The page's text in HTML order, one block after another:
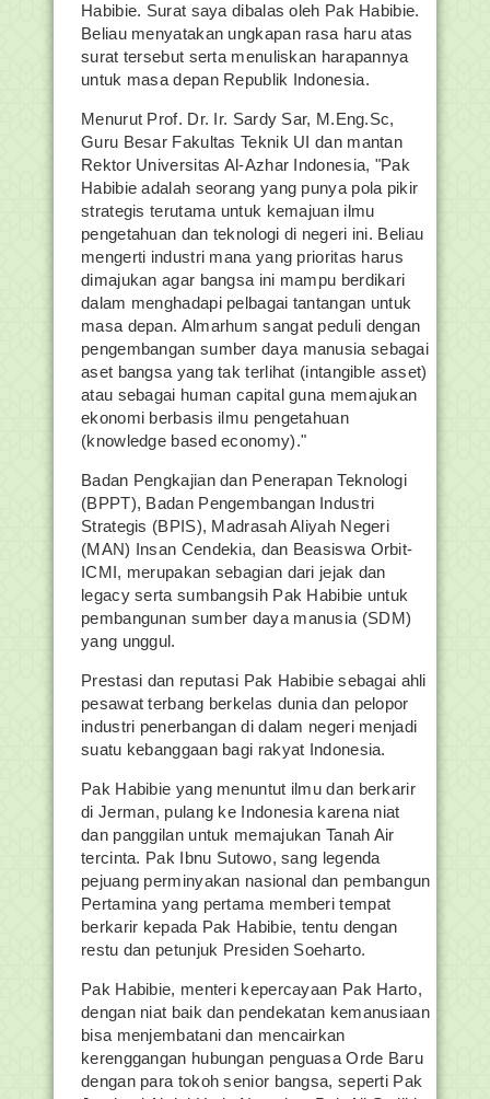
Habibie. Surat saya dibalas oleh Pak Habibie.
Beliau menyatakan ungkapan rasa haru atas
surat tersebut serta menuliskan harapannya
untuk masa depan Republik Indonesia.
Menurut Prof. Dr. Ir. Sardy Sar, M.Eng.Sc,
Guru Besar Fakultas Teknik UI dan mantan
Rektor Universitas Al-Azhar Indonesia, "Pak
Habibie adalah seorang yang punya pola pikir
strategis terutama untuk kemajuan ilmu
pengetahuan dan teknologi di negeri ini. Beliau
mengerti industri mana yang prioritas harus
dimajukan agar bangsa ini mampu berdikari
dalam menghadapi pelbagai tantangan untuk
masa depan. Almarhum sangat peduli dengan
pengembangan sumber daya manusia sebagai
aset bangsa yang tak terlihat (intangible asset)
atau sebagai human capital guna memajukan
ekonomi berbasis ilmu pengetahuan
(knowledge based economy)."
Badan Pengkajian dan Penerapan Teknologi
(BPPT), Badan Pengembangan Industri
Strategis (BPIS), Madrasah Aliyah Negeri
(MAN) Insan Cendekia, dan Beasiswa Orbit-
ICMI, merupakan sebagian dari jejak dan
legacy serta sumbangsih Pak Habibie untuk
pembangunan sumber daya manusia (SDM)
yang unggul.
Prestasi dan reputasi Pak Habibie sebagai ahli
pesawat terbang berkelas dunia dan pelopor
industri penerbangan di dalam negeri menjadi
suatu kebanggaan bagi rakyat Indonesia.
Pak Habibie yang menuntut ilmu dan berkarir
di Jerman, pulang ke Indonesia karena niat
dan panggilan untuk memajukan Tanah Air
tercinta. Pak Ibnu Sutowo, sang legenda
pejuang perminyakan nasional dan pembangun
Pertamina yang pertama memberi tempat
berkarir kepada Pak Habibie, tentu dengan
restu dan petunjuk Presiden Soeharto.
Pak Habibie, menteri kepercayaan Pak Harto,
dengan niat baik dan pendekatan kemanusiaan
bisa menjembatani dan mencairkan
kerenggangan hubungan penguasa Orde Baru
dengan para tokoh senior bangsa, seperti Pak